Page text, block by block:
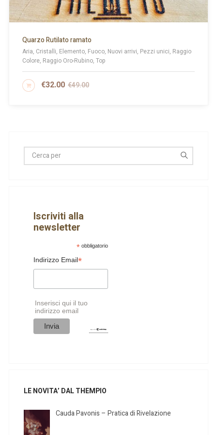
Quarzo Rutilato ramato
Aria, Cristalli, Elemento, Fuoco, Nuovi arrivi, Pezzi unici, Raggio
Colore, Raggio Oro-Rubino, Top
€49.00
€32.00
AGGIUNGI AL CARRELLO
Iscriviti alla
newsletter
*obbligatorio
Indirizzo Email*
Inserisci qui il tuo
indirizzo email
LE NOVITA’ DAL THEMPIO
Cauda Pavonis – Pratica di Rivelazione